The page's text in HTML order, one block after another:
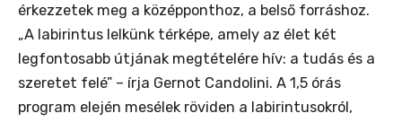
érkezzetek meg a középponthoz, a belső forráshoz.
„A labirintus lelkünk térképe, amely az élet két
legfontosabb útjának megtételére hív: a tudás és a
szeretet felé” – írja Gernot Candolini. A 1,5 órás
program elején mesélek röviden a labirintusokról,